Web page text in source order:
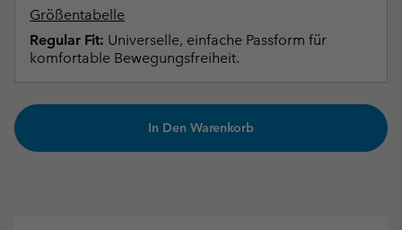
Größentabelle
Regular Fit: Universelle, einfache Passform für
komfortable Bewegungsfreiheit.
In Den Warenkorb